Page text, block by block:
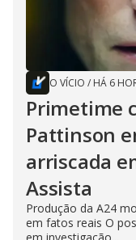
O VÍCIO / HÁ 6
Primetime
Pattinson
arriscada
Assista
Produção da A24
em fatos reais O